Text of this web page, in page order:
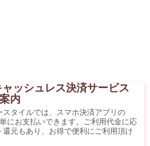
ッシュレス決済サービス
内
スタイルでは、スマホ決済アプリの
にお支払いできます。ご利用代金に応
還元もあり、お得で便利にご利用頂け